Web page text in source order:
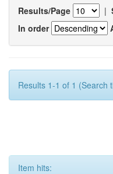
Results/Page |
In order
Results 1-1 of 1 (Search
Item hits: